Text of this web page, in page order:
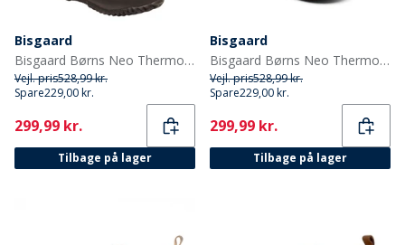
Bisgaard
Bisgaard Børns Neo Thermo Gummistøvler Sort
Vejl. pris528,99 kr.
Spare229,00 kr.
Current
299,99 kr.
Tilbage på lager
Bisgaard
Bisgaard Børns Neo Thermo Gummistøvler Kamel
Vejl. pris528,99 kr.
Spare229,00 kr.
Current
299,99 kr.
Tilbage på lager